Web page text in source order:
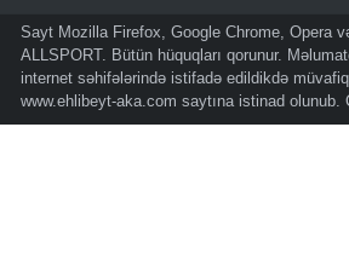
Sayt Mozilla Firefox, Google Chrome, Opera
ALLSPORT. Bütün hüquqları qorunur.
internet səhifələrində istifadə edildikdə
www.ehlibeyt-aka.com saytına istinad olunub.